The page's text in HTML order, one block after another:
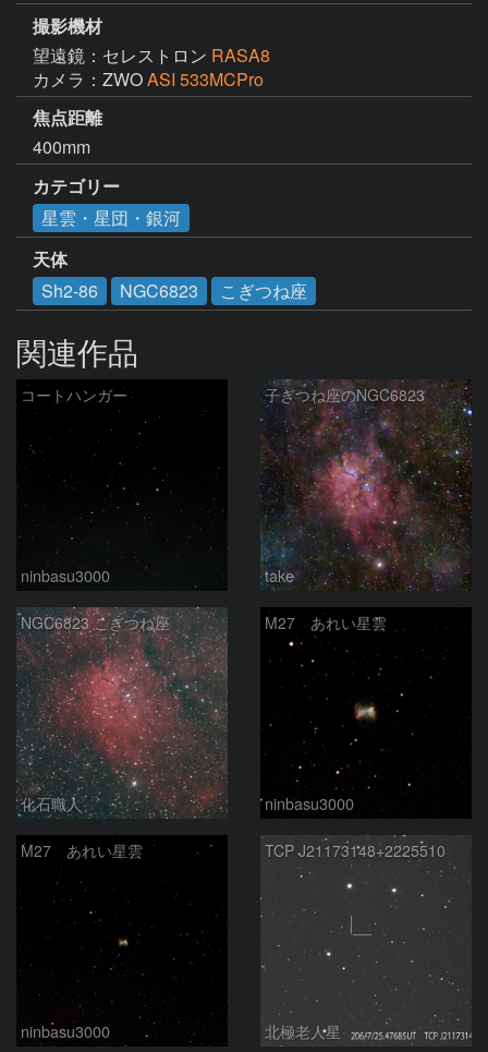
撮影機材
望遠鏡：セレストロン RASA8
カメラ：ZWOASI 533MCPro
焦点距離
400mm
カテゴリー
星雲・星団・銀河
天体
Sh2-86
NGC6823 こぎつね座
関連作品
コートハンガー
ninbasu3000
子ぎつね座のNGC6823
take
NGC6823 こぎつね座
化石職人
M27 あれい星雲
ninbasu3000
M27 あれい星雲
ninbasu3000
TCP J21173148+2225510
北極老人星